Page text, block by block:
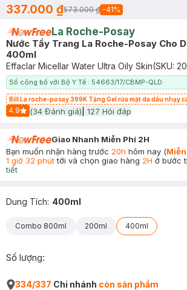
337.000 ₫573.000 ₫ -41%
La Roche-Posay
Nước Tẩy Trang La Roche-Posay Cho
400ml
Effaclar Micellar Water Ultra Oily Skin(SKU:
Số công bố với Bộ Y Tế : 54663/17/CBMP-QLD
Bill La roche-posay 399K Tặng Gel rửa mặt da dầu nhạy
4.9
Start Icon
(34 Đánh giá) 127 Hỏi đáp
Giao Nhanh Miễn Phí 2H
Bạn muốn nhận hàng trước 20h hôm nay (
1 giờ 32 phúttới và chọn giao hàng 2H ở bước
tiết
Dung Tích: 400ml
Combo 800ml 200ml 400ml
Số lượng:
334/337 Chi nhánh còn sản phẩm